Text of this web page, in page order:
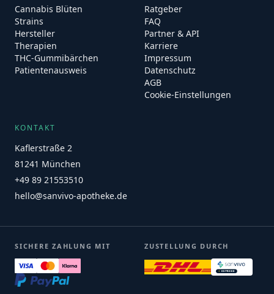
Cannabis Blüten
Strains
Hersteller
Therapien
THC-Gummibärchen
Patientenausweis
Ratgeber
FAQ
Partner & API
Karriere
Impressum
Datenschutz
AGB
Cookie-Einstellungen
KONTAKT
Kaflerstraße 2
81241 München
+49 89 21553510
hello@sanvivo-apotheke.de
SICHERE ZAHLUNG MIT ZUSTELLUNG DURCH